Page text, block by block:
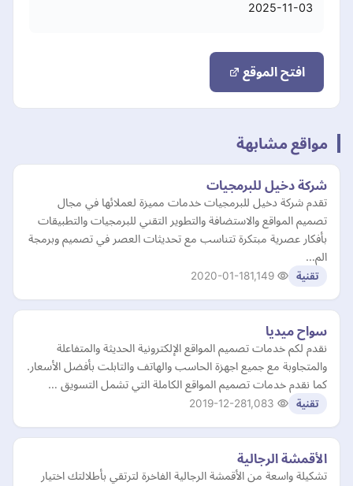
2025-11-03
افتح الموقع
مواقع مشابهة
شركة دخيل للبرمجيات
تقدم شركة دخيل للبرمجيات خدمات مميزة لعملائها في مجال
تصميم المواقع والاستضافة والتطوير التقني للبرمجيات والتطبيقات
بأفكار عصرية مبتكرة تتناسب مع تحديثات العصر في تصميم وبرمجة
الم…
تقنية 2020-01-18
سواح ميديا
نقدم لكم خدمات تصميم المواقع الإلكترونية الحديثة والمتفاعلة
والمتجاوبة مع جميع اجهزة الحاسب والهاتف والتابلت بأفضل الأسعار.
كما نقدم خدمات تصميم المواقع الكاملة التي تشمل التسويق …
تقنية 2019-12-28
الأقمشة الرجالية
تشكيلة واسعة من الأقمشة الرجالية الفاخرة لترتقي بأطلالتك اختيار